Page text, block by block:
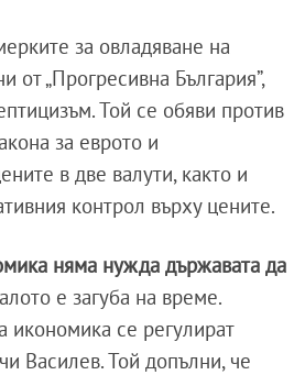
за овладяване на
от „Прогресивна България”,
Той се обяви против
за еврото и
в две валути, както и
контрол върху цените.
няма нужда държавата да
е загуба на време.
икономика се регулират
Василев. Той допълни, че